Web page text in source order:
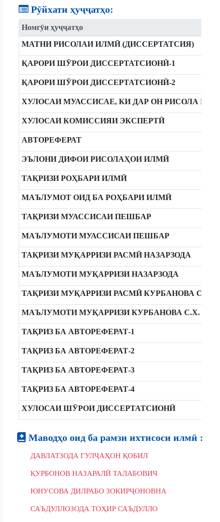
Рӯйхати ҳуҷҷатҳо:
Номгӯи ҳуҷҷатҳо
МАТНИ РИСОЛАИ ИЛМӢ (ДИССЕРТАТСИЯ)
ҚАРОРИ ШӮРОИ ДИССЕРТАТСИОНӢ-1
ҚАРОРИ ШӮРОИ ДИССЕРТАТСИОНӢ-2
ХУЛОСАИ МУАССИСАЕ, КИ ДАР ОН РИСОЛА
ХУЛОСАИ КОМИССИЯИ ЭКСПЕРТӢ
АВТОРЕФЕРАТ
ЭЪЛОНИ ДИФОИ РИСОЛАҲОИ ИЛМӢ
ТАҚРИЗИ РОҲБАРИ ИЛМӢ
МАЪЛУМОТ ОИД БА РОҲБАРИ ИЛМӢ
ТАҚРИЗИ МУАССИСАИ ПЕШБАР
МАЪЛУМОТИ МУАССИСАИ ПЕШБАР
ТАҚРИЗИ МУҚАРРИЗИ РАСМӢ НАЗАРЗОДА
МАЪЛУМОТИ МУҚАРРИЗИ НАЗАРЗОДА
ТАҚРИЗИ МУҚАРРИЗИ РАСМӢ КУРБАНОВА С.Х.
МАЪЛУМОТИ МУҚАРРИЗИ КУРБАНОВА С.Х.
ТАҚРИЗ БА АВТОРЕФЕРАТ-1
ТАҚРИЗ БА АВТОРЕФЕРАТ-2
ТАҚРИЗ БА АВТОРЕФЕРАТ-3
ТАҚРИЗ БА АВТОРЕФЕРАТ-4
ХУЛОСАИ ШӮРОИ ДИССЕРТАТСИОНӢ
Маводҳо оид ба рамзи ихтисоси илмӣ :
ДАВЛАТЗОДА ГУЛҶАҲОН ҚОБИЛ
ҚУРБОНОВ НАЗАРАЛӢ ТАЛАБОВИЧ
ЮНУСОВА ДИЛРАБО ЗОКИРҶОНОВНА
САЪДУЛЛОЗОДА ТОҲИР САЪДУЛЛО